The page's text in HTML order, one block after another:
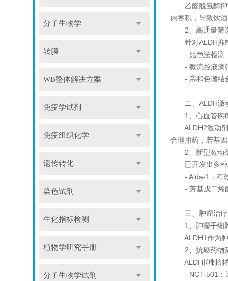
分子生物学
转膜
WB整体解决方案
免疫学试剂
免疫组织化学
遗传转化
染色试剂
生化指标检测
植物学研究手册
分子生物学试剂
乙醛脱氢酶抑制
内蓄积，导致饮
2、高通量筛
针对ALDH抑制
- 比色法检测：
- 微流控液滴筛
- 亲和色谱结合
二、ALDH激
1、心血管疾
ALDH2激动剂
合理用药，若基
2、新型激动
已开发出多种
- Alda-1：有效
- 芳基戊二烯酰
三、肿瘤治疗
1、肿瘤干细
ALDH1作为肿
2、抗癌药物
ALDH抑制剂在
- NCT-501：选